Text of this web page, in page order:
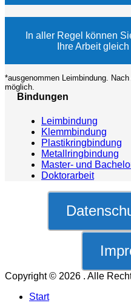
In aller Regel können
Ihre Arbeit
*ausgenommen Leimbindung.
möglich.
Bindungen
Leimbindung
Klemmbindung
Plastikringbindung
Metallringbindung
Master- und
Doktorarbeit
Copyright © 2026 . Alle
oben
Start